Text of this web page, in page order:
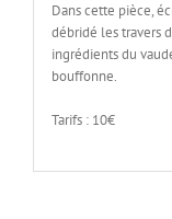
Dans cette pièce,
débridé les travers
ingrédients du
bouffonne.
Tarifs : 10€